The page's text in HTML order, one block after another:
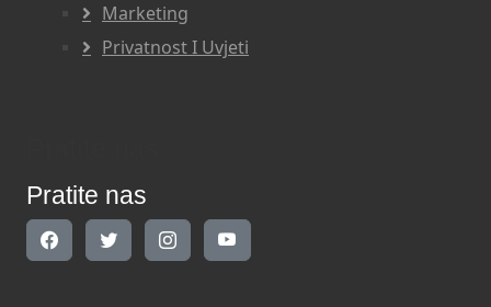
Marketing
Privatnost I Uvjeti
Pratite nas